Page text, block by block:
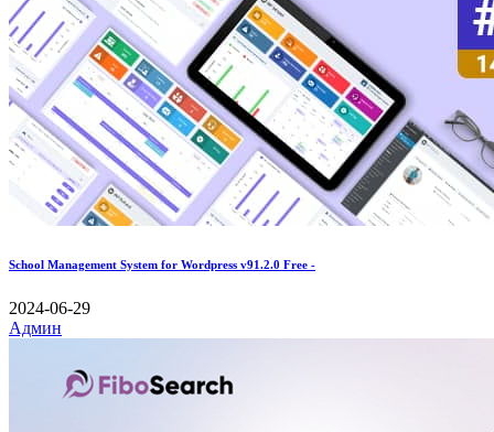
School Management System for Wordpress v91.2.0 Free -
2024-06-29
Админ